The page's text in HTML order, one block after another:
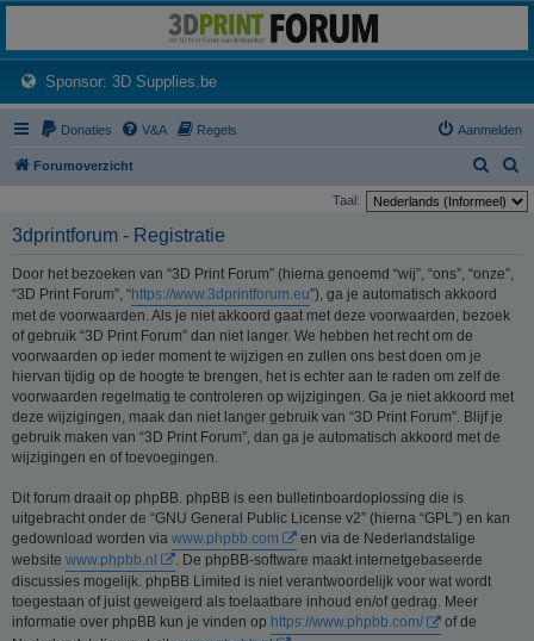
Het 3D print forum van de Benelux na de sluiting van 3dprintforum.nl
Sponsor: 3D Supplies.be(Opens a new tab)
Donaties V&A Regels Aanmelden
Forumoverzicht
o
o
Taal:
3dprintforum - Registratie
Door het bezoeken van “3D Print Forum” (hierna genoemd “wij”, “ons”, “onze”,
“3D Print Forum”, “https://www.3dprintforum.eu”), ga je automatisch akkoord
met de voorwaarden. Als je niet akkoord gaat met deze voorwaarden, bezoek
of gebruik “3D Print Forum” dan niet langer. We hebben het recht om de
voorwaarden op ieder moment te wijzigen en zullen ons best doen om je
hiervan tijdig op de hoogte te brengen, het is echter aan te raden om zelf de
voorwaarden regelmatig te controleren op wijzigingen. Ga je niet akkoord met
deze wijzigingen, maak dan niet langer gebruik van “3D Print Forum”. Blijf je
gebruik maken van “3D Print Forum”, dan ga je automatisch akkoord met de
wijzigingen en of toevoegingen.
Dit forum draait op phpBB. phpBB is een bulletinboardoplossing die is
uitgebracht onder de “GNU General Public License v2” (hierna “GPL”) en kan
gedownload worden via www.phpbb.com
en via de Nederlandstalige
website www.phpbb.nl
. De phpBB-software maakt internetgebaseerde
discussies mogelijk. phpBB Limited is niet verantwoordelijk voor wat wordt
toegestaan of juist geweigerd als toelaatbare inhoud en/of gedrag. Meer
informatie over phpBB kun je vinden op https://www.phpbb.com/
of de